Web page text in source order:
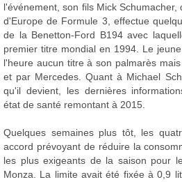
l'événement, son fils Mick
d'Europe de Formule 3, effectue
de la Benetton-Ford B194 avec
premier titre mondial en 1994. Le
l'heure aucun titre à son palmarès
et par Mercedes. Quant à Michael
qu'il devient, les dernières
état de santé remontant à 2015.
Quelques semaines plus tôt, les
accord prévoyant de réduire la
les plus exigeants de la saison pour
Monza. La limite avait été fixée à 0,9